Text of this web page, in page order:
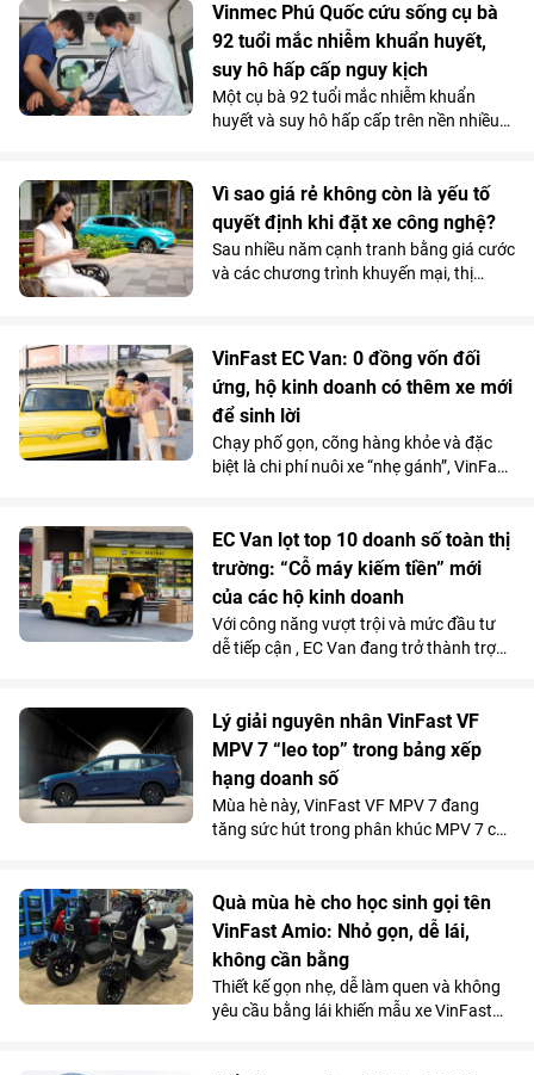
chọn phẫu thuật ngay mà quyết định
điều trị theo một hướng hoàn toàn khác.
Và chính quyết định tưởng chừng trái
ngược ấy lại trở thành bước ngoặt giúp
người bệnh vượt qua “cửa tử”.
Vinmec Phú Quốc cứu sống cụ bà
92 tuổi mắc nhiễm khuẩn huyết,
suy hô hấp cấp nguy kịch
Một cụ bà 92 tuổi mắc nhiễm khuẩn
huyết và suy hô hấp cấp trên nền nhiều
lược hồi sức cá thể hóa, hạn chế tối đa
các can thiệp xâm lấn nguy hiểm.
Vì sao giá rẻ không còn là yếu tố
quyết định khi đặt xe công nghệ?
Sau nhiều năm cạnh tranh bằng giá cước
và các chương trình khuyến mại, thị
lệch giá giữa các nền tảng ngày càng thu
hẹp, người dùng có xu hướng quan tâm
nhiều hơn đến những yếu tố như thời
gian xe đón, chất lượng phương tiện hay
sự ổn định của dịch vụ.
VinFast EC Van: 0 đồng vốn đối
ứng, hộ kinh doanh có thêm xe mới
để sinh lời
Chạy phố gọn, cõng hàng khỏe và đặc
biệt là chi phí nuôi xe “nhẹ gánh”, VinFast
EC Van lọt top 10 doanh số toàn thị
trường: “Cỗ máy kiếm tiền” mới
của các hộ kinh doanh
Với công năng vượt trội và mức đầu tư
dễ tiếp cận , EC Van đang trở thành trợ
rõ qua doanh số 1.092 xe bán ra trong
tháng 5/2026, giúp mẫu xe tải điện của
VinFast góp mặt trong top 10 xe bán
chạy nhất toàn thị trường.
Lý giải nguyên nhân VinFast VF
MPV 7 “leo top” trong bảng xếp
hạng doanh số
Mùa hè này, VinFast VF MPV 7 đang
tăng sức hút trong phân khúc MPV 7 chỗ
chuyến đi xa.
Quà mùa hè cho học sinh gọi tên
VinFast Amio: Nhỏ gọn, dễ lái,
không cần bằng
Thiết kế gọn nhẹ, dễ làm quen và không
yêu cầu bằng lái khiến mẫu xe VinFast